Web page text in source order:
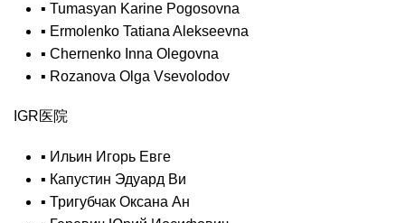
▪ Tumasyan Karine Pogosovna
▪ Ermolenko Tatiana Alekseevna
▪ Chernenko Inna Olegovna
▪ Rozanova Olga Vsevolodov
IGR医院
▪ Ильин Игорь Евге
▪ Капустин Эдуард Ви
▪ Тригубчак Оксана Ан